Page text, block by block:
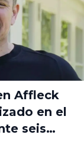
Affleck
en el
seis